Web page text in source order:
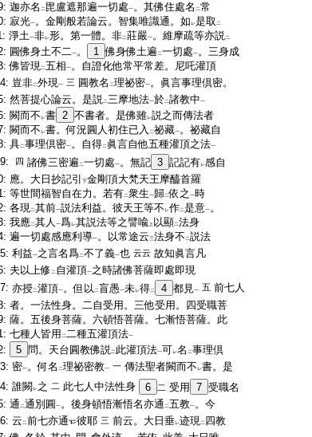
迦亦名 二 毘盧遮那遍一切處一。其佛住處名 二常
寂光一。金剛般若論云。智集唯識通。如 レ是取 二
淨土一非レ形。第一體。非二莊嚴一。維摩疏等亦説二
圓佛身土不二一。 1 佛身佛土遍 二一切處一。三身成
佛皆現二五相一。自證化他常平常差。尼吒灌頂
豈非二外現一 三 圓教名 二理祕密一。眞言事理倶密。
然菩提心論云。是説二三摩地法一於二諸教中一
闕而不 レ書 2 不書者。是佛雖レ説之而傳法者
闕而不 レ書。何況圓人初住已入 二祕藏一。祕藏自
具二事理倶密一。自得二 眞言自他五種灌頂之法一
四 諸佛三密遍 二一切處一。無記 3 記記有レ感自
應。大日抄記引 下金剛頂大梵天王摩醯首羅
等世間福智自在力。若有二衆生一歸二依之 一時
各現二其前一説法利益。彼天王等不 レ作二是意一。
我應二其人 一爲レ其説法等之譬喩 上 以顯二法身
遍一切處感應利導一。以常途云三法身不 二説法
利益一之言名爲二不了義一也 云云 故知眞言凡
夫以上修 二 自灌頂一之時諸佛菩薩即處即現
亦授二灌頂一。但以 二盲愚一未レ得二 4 都見一 五 前七人
者。一法性身。二自受用。三他受用。四受職菩
薩。五後身菩薩。六頓悟菩薩。七漸悟菩薩。此
七種人皆用 二二種五灌頂法一
5 問。天台圓教佛説二 此灌頂法一可レ名 二事理倶
密一。何名 二理祕密教一 一 傳法聖者闕而不 レ書。是
誰闕 レ之 二 此七人中法性身 6 二 受用 7 受職名
通 二通別圓 一。後身頓悟漸悟名亦通 二五教一。今
云 二前七亦通 彼耶 三 前云。大日垂レ迹現二 四教